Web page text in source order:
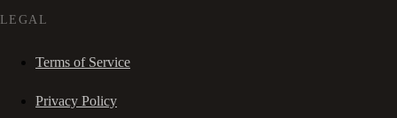
LEGAL
Terms of Service
Privacy Policy